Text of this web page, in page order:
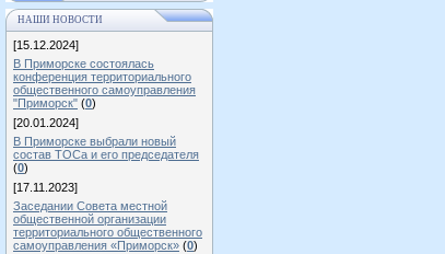
НАШИ НОВОСТИ
[15.12.2024]
В Приморске состоялась
конференция территориального
общественного самоуправления
"Приморск" (0)
[20.01.2024]
В Приморске выбрали новый
состав ТОСа и его председателя
(0)
[17.11.2023]
Заседании Совета местной
общественной организации
территориального общественного
самоуправления «Приморск» (0)